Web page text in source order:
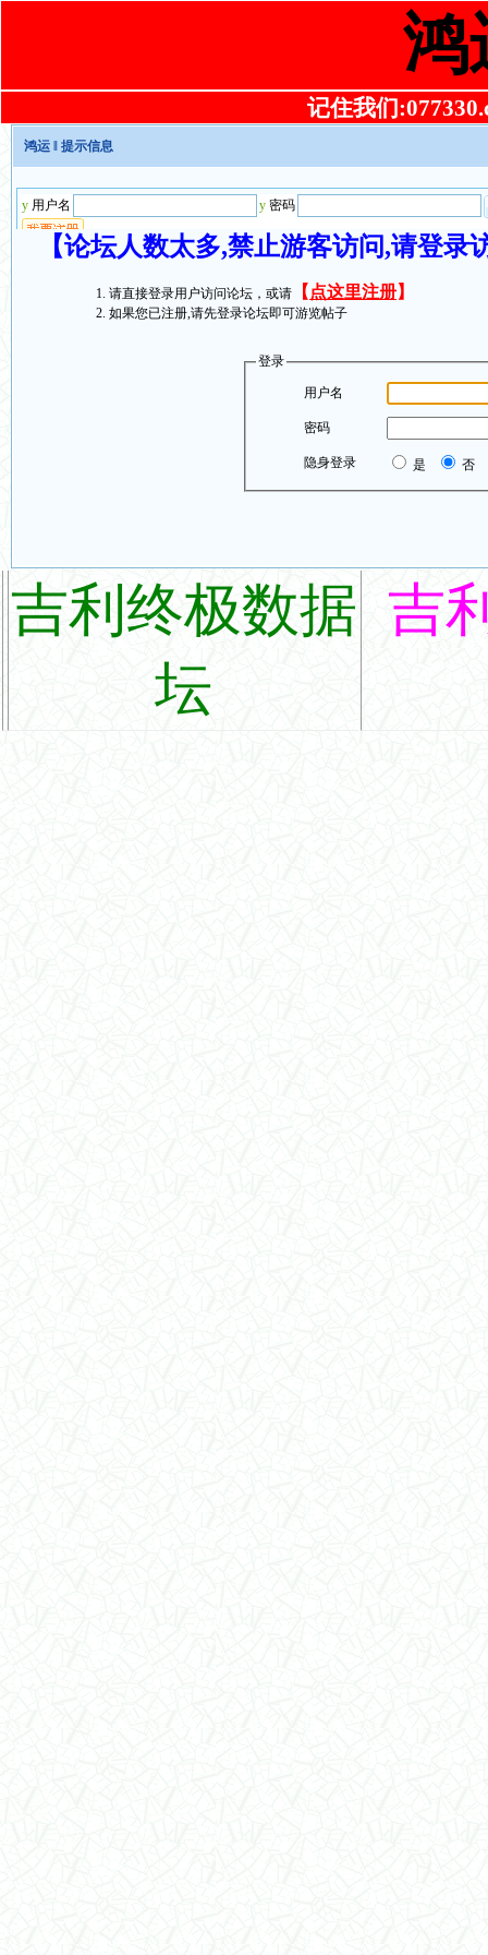
鸿
记住我们
鸿运 ‖ 提示信息
【论坛人数太多,禁止游客访问,请登
请直接登录用户访问论坛，或请 【 点这里注册】
如果您已注册,请先登录论坛即可游览帖子
登录
用户名
密码
隐身登录 是 否
吉利终极数据
坛
吉